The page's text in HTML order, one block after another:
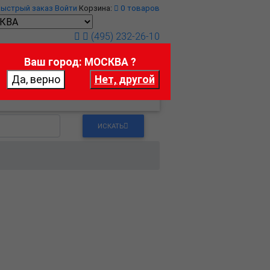
заказ Войти Корзина: 0 товаров
(495) 232-26-10
ИСКАТЬ
Ваш город: МОСКВА ?